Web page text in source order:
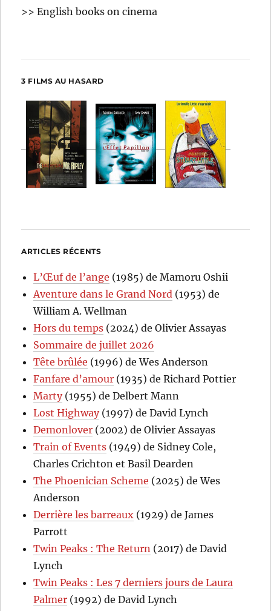
>> English books on cinema
3 FILMS AU HASARD
ARTICLES RÉCENTS
L’Œuf de l’ange (1985) de Mamoru Oshii
Aventure dans le Grand Nord (1953) de
William A. Wellman
Hors du temps (2024) de Olivier Assayas
Sommaire de juillet 2026
Tête brûlée (1996) de Wes Anderson
Fanfare d’amour (1935) de Richard Pottier
Marty(1955) de Delbert Mann
Lost Highway(1997) de David Lynch
Demonlover (2002) de Olivier Assayas
Train of Events (1949) de Sidney Cole,
Charles Crichton et Basil Dearden
The Phoenician Scheme (2025) de Wes
Anderson
Derrière les barreaux (1929) de James
Parrott
Twin Peaks : The Return (2017) de David
Lynch
Twin Peaks : Les 7 derniers jours de Laura
Palmer (1992) de David Lynch